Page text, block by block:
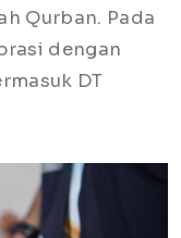
Qurban. Pada
dengan
DT